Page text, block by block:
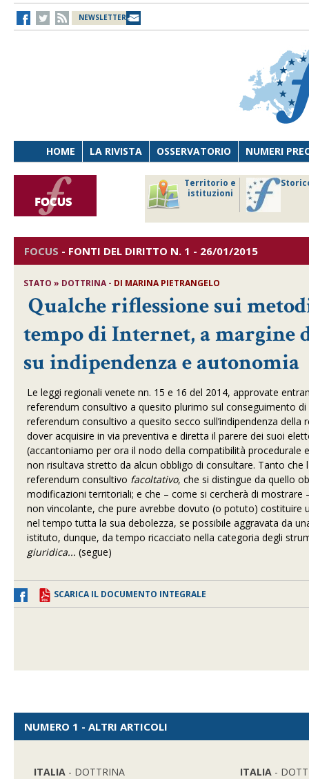
NEWSLETTER
HOME LA RIVISTA OSSERVATORIO NUMERI
Territorio e
istituzioni
FOCUS - FONTI DEL DIRITTO N. 1 - 26/01/2015
STATO » DOTTRINA - DI MARINA PIETRANGELO
Qualche riflessione sui
tempo di Internet, a
su indipendenza e autonomia
Le leggi regionali venete nn. 15 e 16 del 2014, approvate
referendum consultivo a quesito plurimo sul conseguimento
referendum consultivo a quesito secco sull’indipendenza
dover acquisire in via preventiva e diretta il parere dei suoi
(accantoniamo per ora il nodo della compatibilità
non risultava stretto da alcun obbligo di consultare. Tanto
referendum consultivo facoltativo, che si distingue da quello
modificazioni territoriali; e che – come si cercherà di
non vincolante, che pure avrebbe dovuto (o potuto)
nel tempo tutta la sua debolezza, se possibile aggravata da
istituto, dunque, da tempo ricacciato nella categoria degli
giuridica... (segue)
SCARICA IL DOCUMENTO INTEGRALE
NUMERO 1 - ALTRI ARTICOLI
ITALIA - DOTTRINA ITALIA -